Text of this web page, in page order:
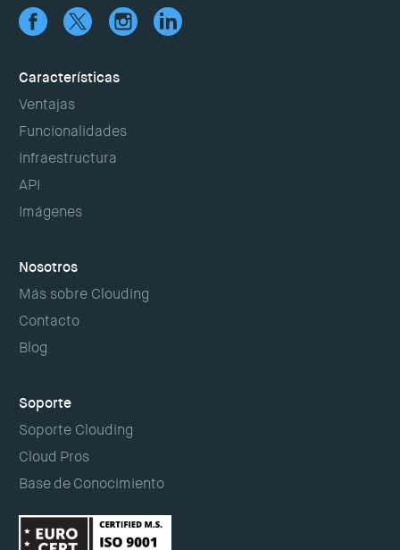
Características
Ventajas
Funcionalidades
Infraestructura
API
Imágenes
Nosotros
Más sobre Clouding
Contacto
Blog
Soporte
Soporte Clouding
Cloud Pros
Base de Conocimiento